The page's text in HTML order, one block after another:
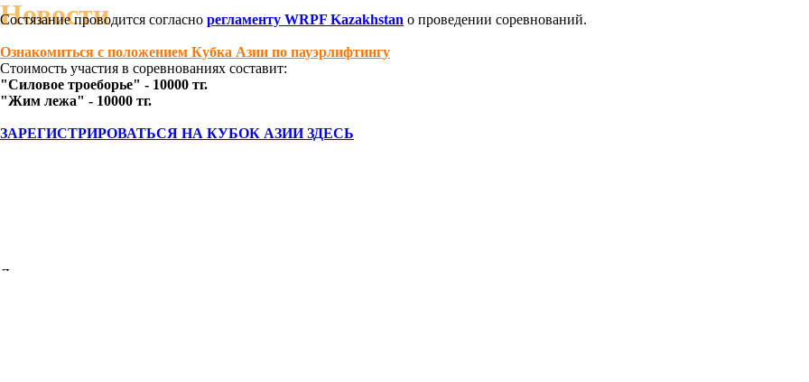
Новости
Состязание проводится согласно регламенту WRPF Kazakhstan о проведении соревнований.
Ознакомиться с положением Кубка Азии по пауэрлифтингу
Стоимость участия в соревнованиях составит:
"Силовое троеборье" - 10000 тг.
"Жим лежа" - 10000 тг.
ЗАРЕГИСТРИРОВАТЬСЯ НА КУБОК АЗИИ ЗДЕСЬ
Другие новости